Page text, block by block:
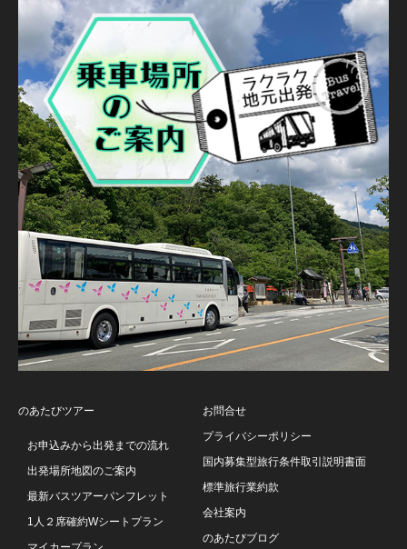
のあたびツアー
お申込みから出発までの流れ
出発場所地図のご案内
最新バスツアーパンフレット
1人２席確約Wシートプラン
お問合せ
プライバシーポリシー
国内募集型旅行条件取引説明書面
標準旅行業約款
会社案内
のあたびブログ